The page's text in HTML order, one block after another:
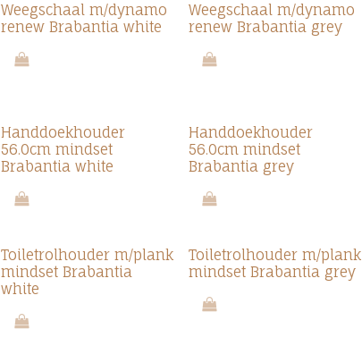
Weegschaal m/dynamo
renew Brabantia white
Weegschaal m/dynamo
renew Brabantia grey
Handdoekhouder
56.0cm mindset
Brabantia white
Handdoekhouder
56.0cm mindset
Brabantia grey
Toiletrolhouder m/plank
mindset Brabantia
white
Toiletrolhouder m/plank
mindset Brabantia grey